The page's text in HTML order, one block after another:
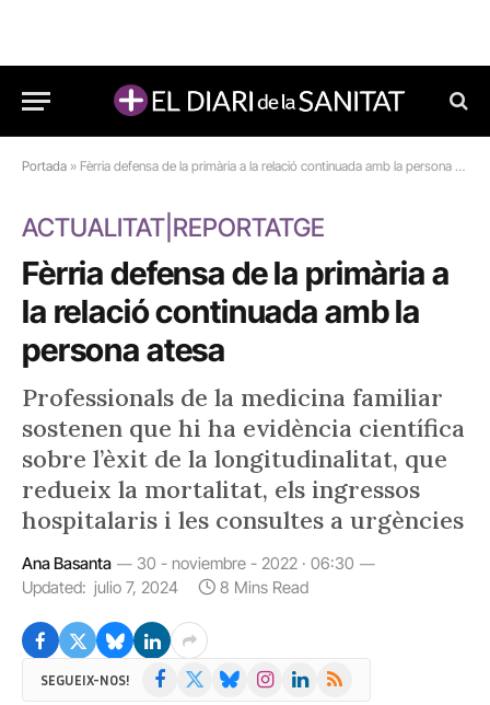
Portada » Fèrria defensa de la primària a la relació continuada amb la persona atesa
ACTUALITAT|REPORTATGE
Fèrria defensa de la primària a
la relació continuada amb la
persona atesa
Professionals de la medicina familiar
sostenen que hi ha evidència científica
sobre l’èxit de la longitudinalitat, que
redueix la mortalitat, els ingressos
hospitalaris i les consultes a urgències
Ana Basanta
30 - noviembre - 2022 · 06:30
Updated: julio 7, 2024 8 Mins Read
SEGUEIX-NOS! Facebook BlueskyInstagramLinkedIn
RSS